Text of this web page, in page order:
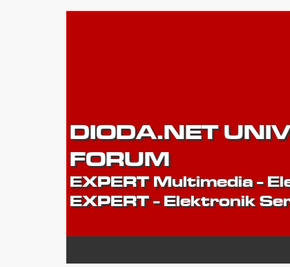
DIODA.NET
FORUM
EXPERT Multimedia -
EXPERT - Elektronik